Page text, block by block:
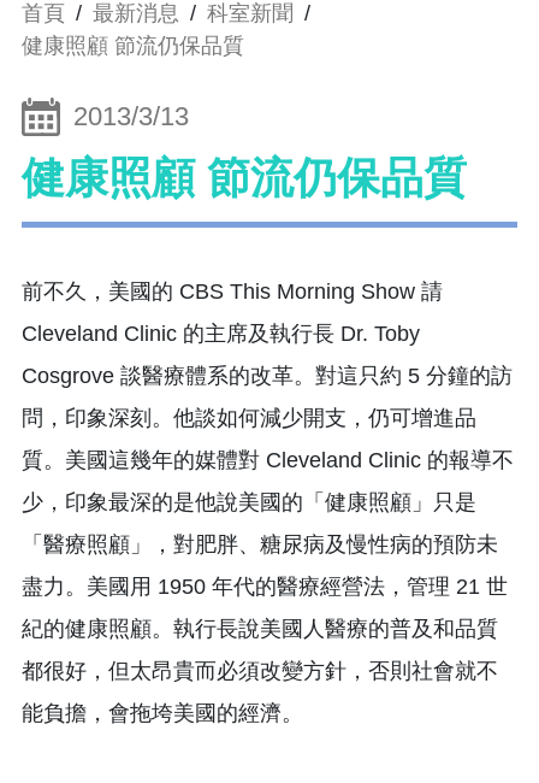
首頁 / 最新消息 / 科室新聞 /
健康照顧 節流仍保品質
2013/3/13
健康照顧 節流仍保品質
前不久，美國的 CBS This Morning Show 請
Cleveland Clinic 的主席及執行長 Dr. Toby
Cosgrove 談醫療體系的改革。對這只約 5 分鐘的訪
問，印象深刻。他談如何減少開支，仍可增進品
質。美國這幾年的媒體對 Cleveland Clinic 的報導不
少，印象最深的是他說美國的「健康照顧」只是
「醫療照顧」，對肥胖、糖尿病及慢性病的預防未
盡力。美國用 1950 年代的醫療經營法，管理 21 世
紀的健康照顧。執行長說美國人醫療的普及和品質
都很好，但太昂貴而必須改變方針，否則社會就不
能負擔，會拖垮美國的經濟。